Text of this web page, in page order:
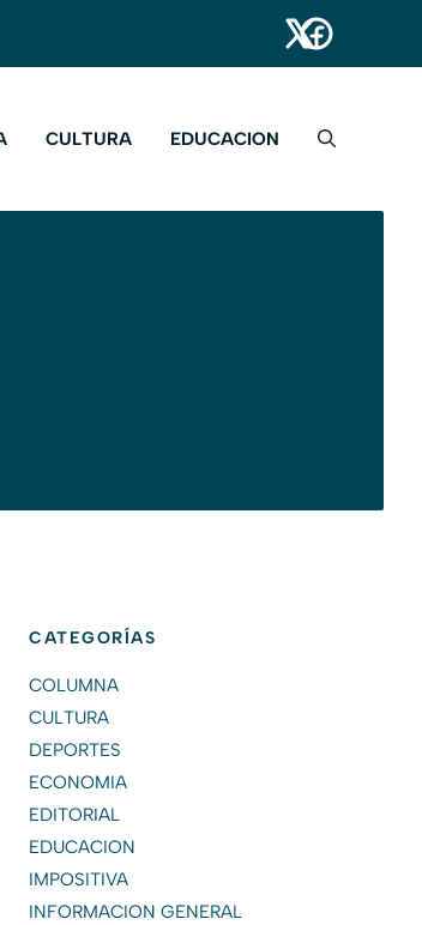
CULTURA EDUCACION
CATEGORÍAS
COLUMNA
CULTURA
DEPORTES
ECONOMIA
EDITORIAL
EDUCACION
IMPOSITIVA
INFORMACION GENERAL